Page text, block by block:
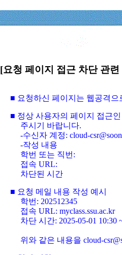
[요청 페이지 접근 차단 관
■ 요청하신 페이지는 웹공격
■ 정상 사용자의 페이지 접근
주시기 바랍니다.
-수신자 계정: cloud-
-작성 내용
학번 또는 직번:
접속 URL:
차단된 시간
■ 요청 메일 내용 작성 예시
학번: 202512345
접속 URL: myclass.ssu.ac.kr
차단 시간: 2025-05-01 10:30
위와 같은 내용을 cloud-